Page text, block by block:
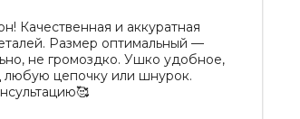
Качественная и аккуратная
Размер оптимальный —
не громоздко. Ушко удобное,
любую цепочку или шнурок.